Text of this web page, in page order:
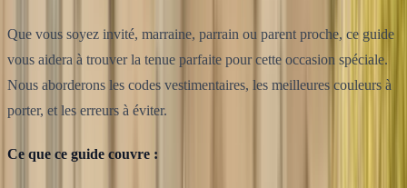
Que vous soyez invité, marraine, parrain ou parent proche, ce guide
vous aidera à trouver la tenue parfaite pour cette occasion spéciale.
Nous aborderons les codes vestimentaires, les meilleures couleurs à
porter, et les erreurs à éviter.
Ce que ce guide couvre :